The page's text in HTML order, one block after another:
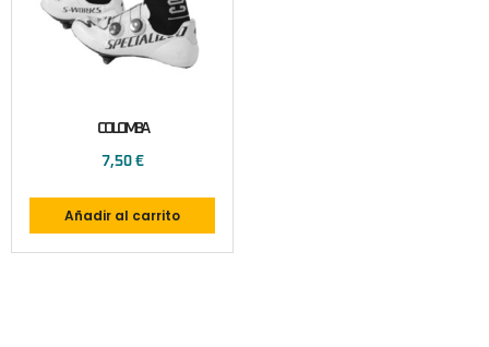
COLOMBA
7,50 €
Añadir al carrito